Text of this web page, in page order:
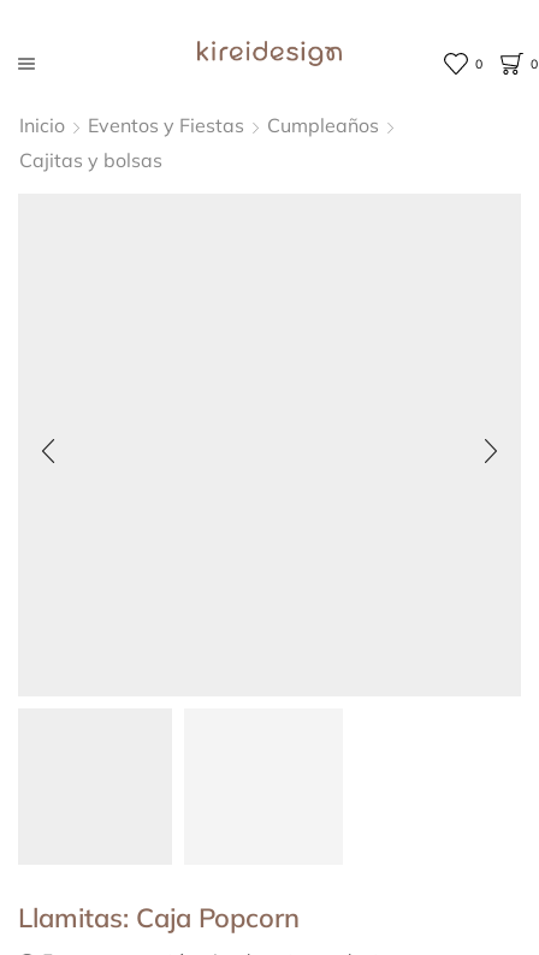
0 0
Inicio Eventos y Fiestas
Cumpleaños
Cajitas y bolsas
Llamitas: Caja Popcorn